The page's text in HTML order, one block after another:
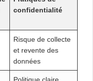
confidentialité
Risque de collecte
et revente des
données
Politique claire,